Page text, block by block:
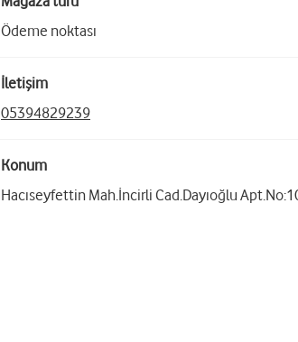
Ödeme noktası
İletişim
05394829239
Konum
Hacıseyfettin Mah.İncirli Cad.Dayıoğlu